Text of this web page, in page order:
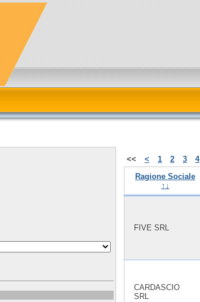
<< < 1 2 3 4
Ragione Sociale
↑↓
FIVE SRL
CARDASCIO
SRL